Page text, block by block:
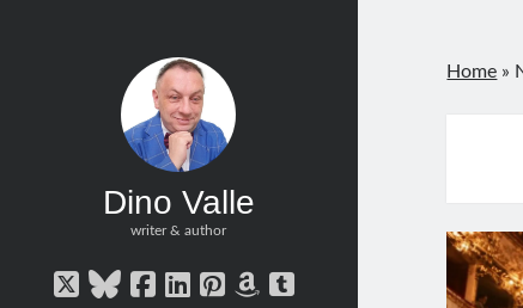
Dino Valle
writer & author
twitterbluesky
facebook
linkedin
pinterest
amazon
tumblr
Home »